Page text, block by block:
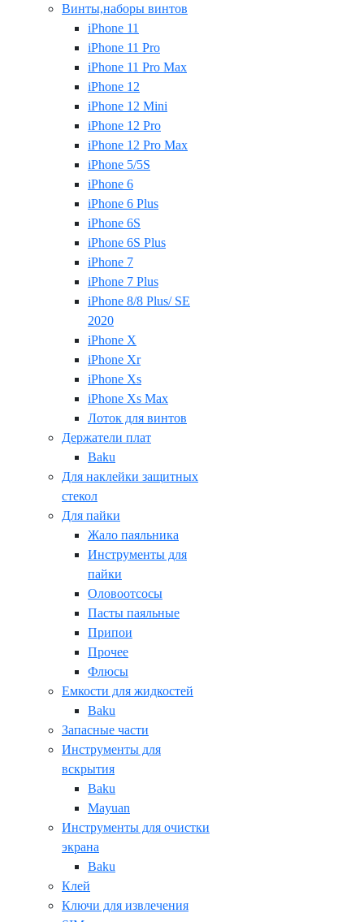
Винты,наборы винтов
iPhone 11
iPhone 11 Pro
iPhone 11 Pro Max
iPhone 12
iPhone 12 Mini
iPhone 12 Pro
iPhone 12 Pro Max
iPhone 5/5S
iPhone 6
iPhone 6 Plus
iPhone 6S
iPhone 6S Plus
iPhone 7
iPhone 7 Plus
iPhone 8/8 Plus/ SE
2020
iPhone X
iPhone Xr
iPhone Xs
iPhone Xs Max
Лоток для винтов
Держатели плат
Baku
Для наклейки защитных
стекол
Для пайки
Жало паяльника
Инструменты для
пайки
Оловоотсосы
Пасты паяльные
Припои
Прочее
Флюсы
Емкости для жидкостей
Baku
Запасные части
Инструменты для
вскрытия
Baku
Mayuan
Инструменты для очистки
экрана
Baku
Клей
Ключи для извлечения